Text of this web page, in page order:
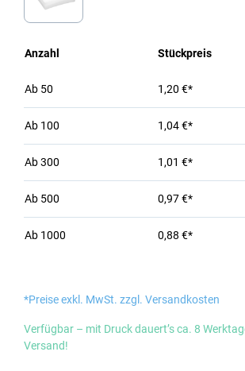
Anzahl Stückpreis
Ab 50 1,20 €*
Ab 100 1,04 €*
Ab300 1,01 €*
Ab 500 0,97 €*
Ab 1000 0,88 €*
*Preise exkl. MwSt. zzgl. Versandkosten
Verfügbar – mit Druck dauert’s ca. 8
Versand!